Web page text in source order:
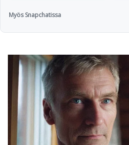
Myös Snapchatissa